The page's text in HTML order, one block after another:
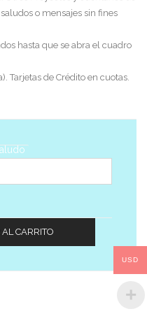
o mensajes sin fines
hasta que se abra el cuadro
Tarjetas de Crédito en cuotas.
CARRITO
USD